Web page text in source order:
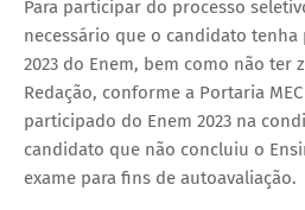
Para participar do processo
necessário que o candidato
2023 do Enem, bem como não ter
Redação, conforme a Portaria
participado do Enem 2023 na
candidato que não concluiu o
exame para fins de autoavaliação.